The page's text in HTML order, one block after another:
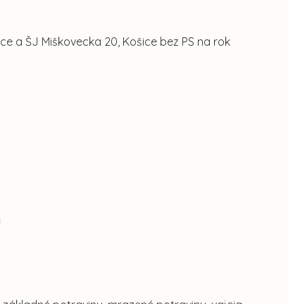
a ŠJ Miškovecka 20, Košice bez PS na rok